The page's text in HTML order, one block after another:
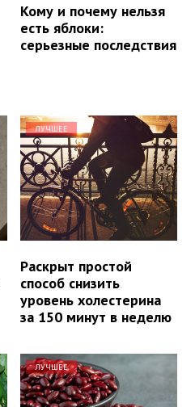
Кому и почему нельзя
есть яблоки:
серьезные последствия
ЛУЧШЕЕ
Раскрыт простой
способ снизить
уровень холестерина
за 150 минут в неделю
ЛУЧШЕЕ